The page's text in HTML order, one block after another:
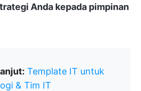
Anda kepada pimpinan
Template IT untuk
& Tim IT